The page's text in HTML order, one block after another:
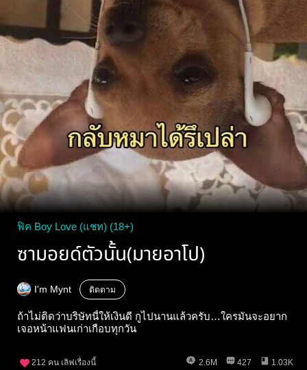
ฟิค Boy Love (แชท) (18+)
ซามอยด์ตัวนั้น(มายอาโป)
I'm Mynt ติดตาม
ถ้าไม่ติดว่าบริษัทนี้ให้เงินดี กูไปนานแล้วครับ…ใครมันจะอยาก
เจอหน้าแฟนเก่าเกือบทุกวัน
212 คน เลิฟเรื่องนี้ 2.6M 427 1.03K